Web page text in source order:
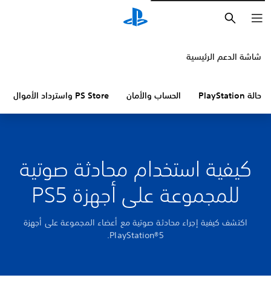
شاشة الدعم الرئيسية
حالة PlayStation الحساب والأمان PS Store واسترداد الأموال
كيفية استخدام محادثة صوتية
للمجموعة على أجهزة PS5
اكتشف كيفية إجراء محادثة صوتية مع أعضاء المجموعة على أجهزة
PlayStation®5.